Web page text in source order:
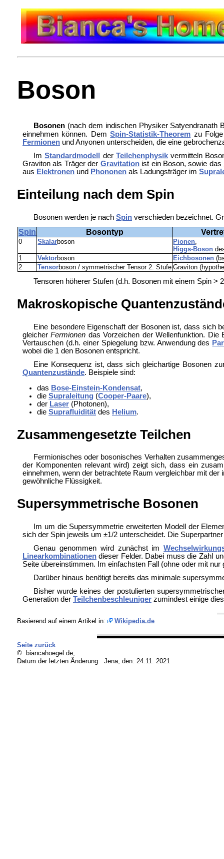
Boson
Bosonen(nach dem indischen Physiker Satyendranath
einnehmen können. DemSpin-Statistik-Theorem zu
Fermionenund Anyonen unterscheiden, die eine
ImStandardmodell der Teilchenphysikvermitteln
Graviton als Träger der Gravitationist ein Boson, sowie das
aus Elektronenund Phononenals Ladungsträger im
Einteilung nach dem Spin
Bosonen werden je nach Spinverschieden bezeichnet.
Spin Bosontyp
0 Skalarboson Pionen,
Higgs-Boson
1
Vektorboson Eichbosonen
2
Tensorboson / symmetrischer Tensor 2. Stufe Graviton
Tensoren höherer Stufen (d.h. Bosonen mit einem Spin
Makroskopische
Eine besondere Eigenschaft der Bosonen ist, dass sich
gleicherFermionen das Vorzeichen der Wellenfunktion. Die
Vertauschen (d.h. einer Spiegelung bzw. Anwendung des
wobei die 1 den Bosonen entspricht.
Eine Konsequenz ist, dass sich gleichartige Bosonen
Quantenzustände. Beispiele sind:
das Bose-Einstein-Kondensat,
die Supraleitung(Cooper-Paare),
der Laser(Photonen),
die Suprafluiditätdes Helium.
Zusammengesetzte Teilchen
Fermionisches oder bosonisches Verhalten
der Komponenten relevant wird) zeigt sich, dass ein
einnehmen, wenn der betrachtete Raum vergleichbar mit
gewöhnliche Flüssigkeit.
Supersymmetrische Bosonen
Im um die Supersymmetrie erweiterten Modell der
sich der Spin jeweils um ±1/2 unterscheidet. Die
Genau genommen wird zunächst im
Linearkombinationendieser Felder. Dabei muss die Zahl
Seite übereinstimmen. Im einfachsten Fall (ohne oder mit
Darüber hinaus benötigt bereits das minimale
Bisher wurde keines der postulierten
Generation der Teilchenbeschleunigerzumindest einige
Basierend auf einem Artikel in: Wikipedia.de
Seite zurück
© biancahoegel.de;
Datum der letzten Änderung: Jena, den: 24.11. 2021